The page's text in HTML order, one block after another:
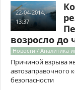
22-04-2014,
13:37
возросло до
Новости / Аналитика
Причиной взрыва
автозаправочного
безопасности